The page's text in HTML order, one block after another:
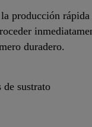
producción rápida
duradero.
de sustrato